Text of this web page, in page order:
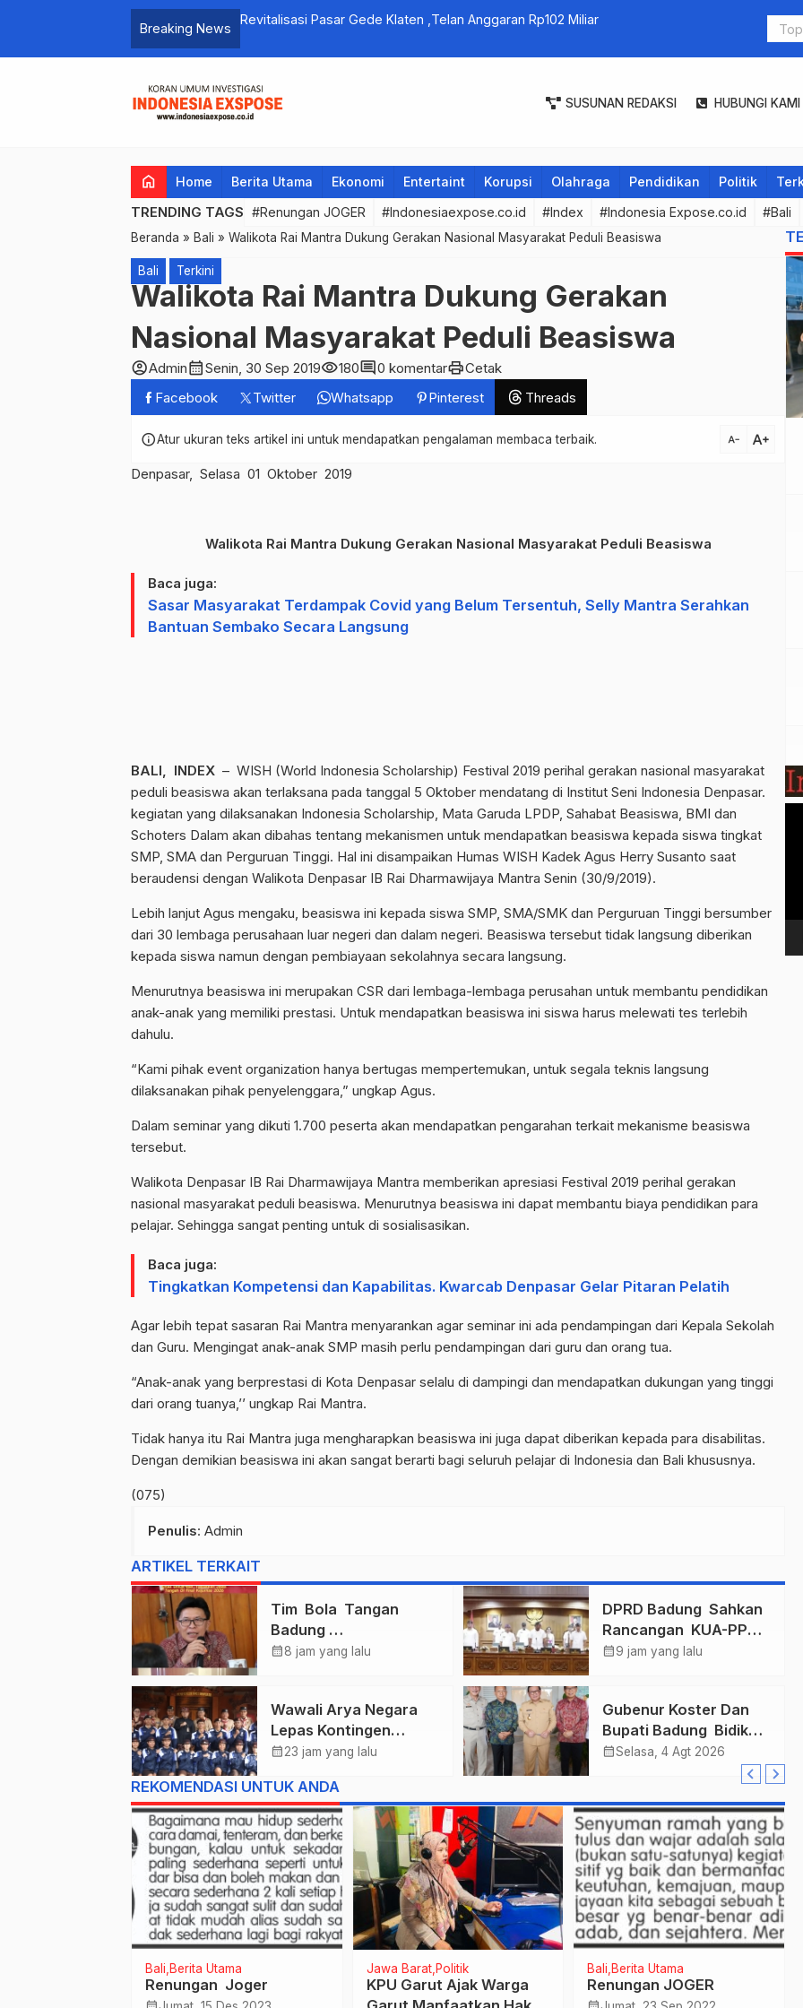
Breaking News
Revitalisasi Pasar Gede Klaten ,Telan Anggaran Rp102 Miliar FEKDI
SUSUNAN REDAKSI HUBUNGI KAMI
home Home Berita Utama Ekonomi Entertaint Korupsi Olahraga Pendidikan Politik
TRENDING TAGS #Renungan JOGER #Indonesiaexpose.co.id #Index #Indonesia Expose.co.id #Bali
Beranda » Bali » Walikota Rai Mantra Dukung Gerakan Nasional Masyarakat Peduli Beasiswa
Bali Terkini
Walikota Rai Mantra Dukung Gerakan
Nasional Masyarakat Peduli Beasiswa
account_circleAdmincalendar_monthSenin, 30 Sep 2019visibility180comment0 komentarprintCetak
Facebook
Twitter Whatsapp Pinterest Threads
infoAtur ukuran teks artikel ini untuk mendapatkan pengalaman membaca terbaik. text_decrease text_increase
Denpasar, Selasa 01 Oktober 2019
Walikota Rai Mantra Dukung Gerakan Nasional Masyarakat Peduli Beasiswa
Baca juga:
Sasar Masyarakat Terdampak Covid yang Belum Tersentuh, Selly Mantra Serahkan
Bantuan Sembako Secara Langsung
BALI, INDEX – WISH (World Indonesia Scholarship) Festival 2019 perihal gerakan nasional masyarakat
peduli beasiswa akan terlaksana pada tanggal 5 Oktober mendatang di Institut Seni Indonesia Denpasar.
kegiatan yang dilaksanakan Indonesia Scholarship, Mata Garuda LPDP, Sahabat Beasiswa, BMI dan
Schoters Dalam akan dibahas tentang mekanismen untuk mendapatkan beasiswa kepada siswa tingkat
SMP, SMA dan Perguruan Tinggi. Hal ini disampaikan Humas WISH Kadek Agus Herry Susanto saat
beraudensi dengan Walikota Denpasar IB Rai Dharmawijaya Mantra Senin (30/9/2019).
Lebih lanjut Agus mengaku, beasiswa ini kepada siswa SMP, SMA/SMK dan Perguruan Tinggi bersumber
dari 30 lembaga perusahaan luar negeri dan dalam negeri. Beasiswa tersebut tidak langsung diberikan
kepada siswa namun dengan pembiayaan sekolahnya secara langsung.
Menurutnya beasiswa ini merupakan CSR dari lembaga-lembaga perusahan untuk membantu pendidikan
anak-anak yang memiliki prestasi. Untuk mendapatkan beasiswa ini siswa harus melewati tes terlebih
dahulu.
“Kami pihak event organization hanya bertugas mempertemukan, untuk segala teknis langsung
dilaksanakan pihak penyelenggara,” ungkap Agus.
Dalam seminar yang dikuti 1.700 peserta akan mendapatkan pengarahan terkait mekanisme beasiswa
tersebut.
Walikota Denpasar IB Rai Dharmawijaya Mantra memberikan apresiasi Festival 2019 perihal gerakan
nasional masyarakat peduli beasiswa. Menurutnya beasiswa ini dapat membantu biaya pendidikan para
pelajar. Sehingga sangat penting untuk di sosialisasikan.
Baca juga:
Tingkatkan Kompetensi dan Kapabilitas. Kwarcab Denpasar Gelar Pitaran Pelatih
Agar lebih tepat sasaran Rai Mantra menyarankan agar seminar ini ada pendampingan dari Kepala Sekolah
dan Guru. Mengingat anak-anak SMP masih perlu pendampingan dari guru dan orang tua.
“Anak-anak yang berprestasi di Kota Denpasar selalu di dampingi dan mendapatkan dukungan yang tinggi
dari orang tuanya,’’ ungkap Rai Mantra.
Tidak hanya itu Rai Mantra juga mengharapkan beasiswa ini juga dapat diberikan kepada para disabilitas.
Dengan demikian beasiswa ini akan sangat berarti bagi seluruh pelajar di Indonesia dan Bali khususnya.
(075)
Penulis: Admin
ARTIKEL TERKAIT
Tim Bola Tangan
Badung
Persembahkan Emas
Kejurnas 2026
calendar_month8 jam yang lalu
DPRD Badung Sahkan
Rancangan KUA-PPAS
2027, Anggaran
calendar_month9 jam yang lalu
Wawali Arya Negara
Lepas Kontingen
Kwarcab Denpasar
Nasional XII Tahun
2026.
calendar_month23 jam yang lalu
Gubenur Koster Dan
Bupati Badung Bidik
Obligasi Daerah :
calendar_monthSelasa, 4 Agt 2026
REKOMENDASI UNTUK ANDA
Bali Berita Utama
Renungan Joger
Jawa Barat Politik
KPU Garut Ajak Warga
Bali Berita Utama
Renungan JOGER